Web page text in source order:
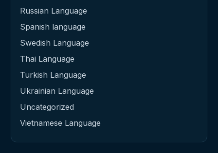
Russian Language
Spanish language
Swedish Language
Thai Language
Turkish Language
Ukrainian Language
Uncategorized
Vietnamese Language